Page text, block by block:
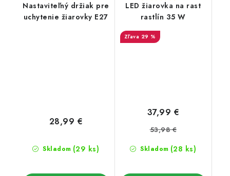
Nastaviteľný držiak pre
uchytenie žiarovky E27
Skladom (29 ks)
28,99 €
LED žiarovka na rast
rastlín 35 W
29 %
Skladom (28 ks)
37,99 €
53,98 €